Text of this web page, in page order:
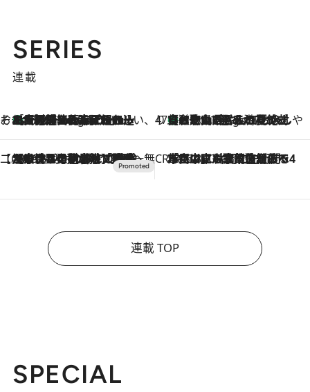
SERIES
連載
そおだよおこの関西おいしい、おやつ紀行3 Hours Ago
［大阪府箕面市］一皿一皿目の前で仕上げられる、料理を巧みに組み込んだアシェットデセールコース「ミチル アシェット デセール（Michiru assiette dessert）」 47都道府県の手みやげ ひんやりスイーツで夏を満喫
3 Hours Ago
【和歌山県】この夏絶対食べたい 冷やしておいしいおやつ3選 みかんがごろっと丸ごと入ったジュレ
【CREA×星野リゾート】唯一無二。癒しと発見が待つ場所へ
2026.8.7
【トンボの足水浴】ヒノキの香りに包まれて涼感マックス！約13℃の湧水かけ流しを避暑地「星野温泉 トンボの湯」で体験 CREA'S CHOICE
2026.8.7
「立川にも歌舞伎があるんだよ」 片岡仁左衛門・市川中車ら豪華座組みで4年目の立川立飛歌舞伎へ
連載 TOP
SPECIAL